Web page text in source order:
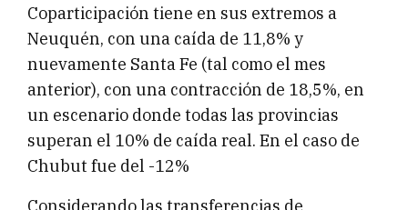
Coparticipación tiene en sus extremos a
Neuquén, con una caída de 11,8% y
nuevamente Santa Fe (tal como el mes
anterior), con una contracción de 18,5%, en
un escenario donde todas las provincias
superan el 10% de caída real. En el caso de
Chubut fue del -12%